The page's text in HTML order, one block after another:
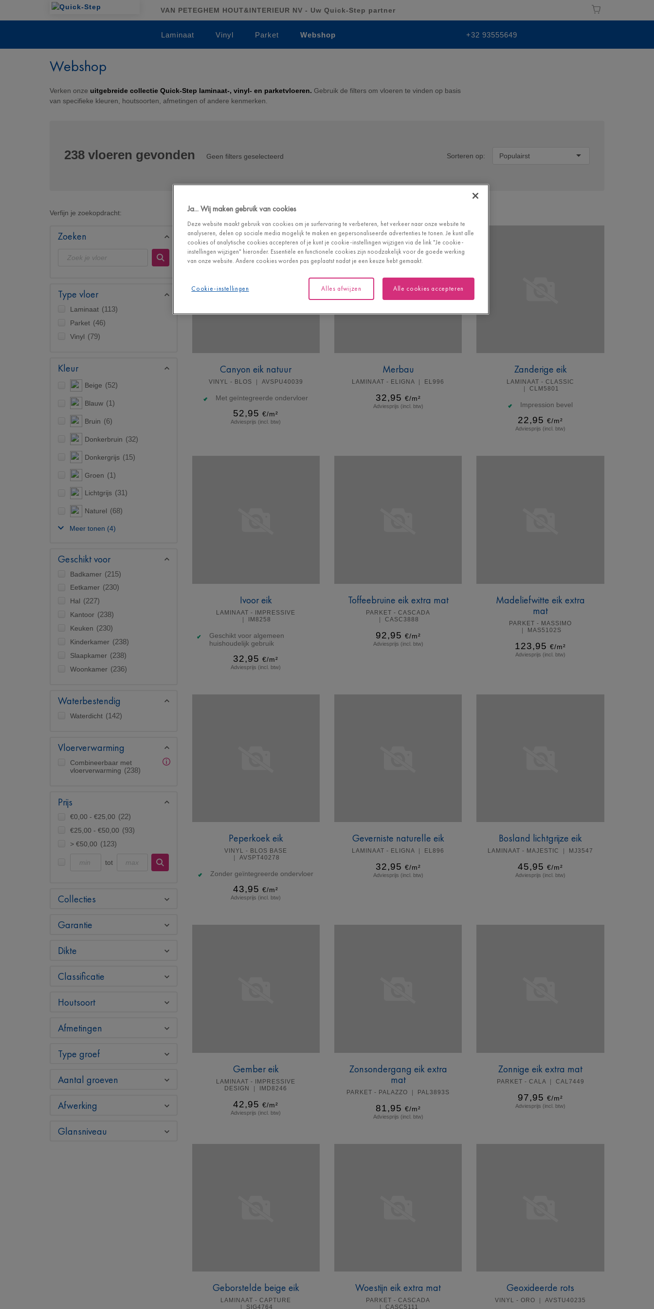
VAN PETEGHEM HOUT&INTERIEUR NV - Uw Quick-Step partner
Laminaat Vinyl Parket Webshop +32 93555649
Webshop
Verken onze uitgebreide collectie Quick-Step laminaat-, vinyl- en parketvloeren. Gebruik de filters om vloeren te vinden op basis
van specifieke kleuren, houtsoorten, afmetingen of andere kenmerken.
238 vloeren gevonden Geen filters geselecteerd Sorteren op: Populairst
Verfijn je zoekopdracht:
Zoeken
Type vloer
Laminaat (113)
Parket (46)
Vinyl (79)
Kleur
Beige (52)
Blauw (1)
Bruin (6)
Donkerbruin (32)
Donkergrijs (15)
Groen (1)
Lichtgrijs (31)
Naturel (68)
Meer tonen (4)
Geschikt voor
Badkamer (215)
Eetkamer (230)
Hal (227)
Kantoor (238)
Keuken (230)
Kinderkamer (238)
Slaapkamer (238)
Woonkamer (236)
Waterbestendig
Waterdicht (142)
Vloerverwarming
Combineerbaar met
vloerverwarming (238)
Prijs
€0,00 - €25,00 (22)
€25,00 - €50,00 (93)
> €50,00 (123)
tot
Collecties
Garantie
Dikte
Classificatie
Houtsoort
Afmetingen
Type groef
Aantal groeven
Afwerking
Glansniveau
Canyon eik natuur
VINYL - BLOS AVSPU40039
Met geïntegreerde ondervloer
52,95 €/m²
Adviesprijs (incl. btw)
Merbau
LAMINAAT - ELIGNA EL996
32,95 €/m²
Adviesprijs (incl. btw)
Zanderige eik
LAMINAAT - CLASSIC
CLM5801
Impression bevel
22,95 €/m²
Adviesprijs (incl. btw)
Ivoor eik
LAMINAAT - IMPRESSIVE
IM8258
Geschikt voor algemeen
huishoudelijk gebruik
32,95 €/m²
Adviesprijs (incl. btw)
Toffeebruine eik extra mat
PARKET - CASCADA
CASC3888
92,95 €/m²
Adviesprijs (incl. btw)
Madeliefwitte eik extra
mat
PARKET - MASSIMO
MAS5102S
123,95 €/m²
Adviesprijs (incl. btw)
Peperkoek eik
VINYL - BLOS BASE
AVSPT40278
Zonder geïntegreerde ondervloer
43,95 €/m²
Adviesprijs (incl. btw)
Geverniste naturelle eik
LAMINAAT - ELIGNA EL896
32,95 €/m²
Adviesprijs (incl. btw)
Bosland lichtgrijze eik
LAMINAAT - MAJESTIC MJ3547
45,95 €/m²
Adviesprijs (incl. btw)
Gember eik
LAMINAAT - IMPRESSIVE
DESIGN
IMD8246
42,95 €/m²
Adviesprijs (incl. btw)
Zonsondergang eik extra
mat
PARKET - PALAZZO PAL3893S
81,95 €/m²
Adviesprijs (incl. btw)
Zonnige eik extra mat
PARKET - CALA CAL7449
97,95 €/m²
Adviesprijs (incl. btw)
Geborstelde beige eik
LAMINAAT - CAPTURE
SIG4764
Woestijn eik extra mat
PARKET - CASCADA
CASC5111
Geoxideerde rots
VINYL - ORO AVSTU40235
Ja... Wij maken gebruik van cookies
Deze website maakt gebruik van cookies om je surfervaring te verbeteren, het verkeer naar onze website te
analyseren, delen op sociale media mogelijk te maken en gepersonaliseerde advertenties te tonen. Je kunt alle
cookies of analytische cookies accepteren of je kunt je cookie-instellingen wijzigen via de link "Je cookie-
instellingen wijzigen" hieronder. Essentiële en functionele cookies zijn noodzakelijk voor de goede werking
van onze website. Andere cookies worden pas geplaatst nadat je een keuze hebt gemaakt.
Cookie-instellingen Alles afwijzen Alle cookies accepteren